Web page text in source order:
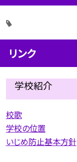
リンク
学校紹介
校歌
学校の位置
いじめ防止基本方針